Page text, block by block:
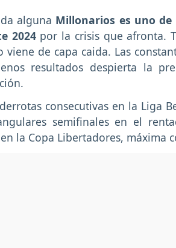
alguna Millonarios es uno
2024por la crisis que afronta.
viene de capa caida. Las
resultados despierta la
consecutivas en la Liga
semifinales en el
la Copa Libertadores, máxima